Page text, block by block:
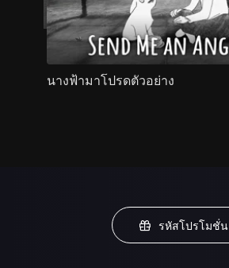
นางฟ้ามาโปรดตัวอย่าง
รหัสโปรโมชั่น